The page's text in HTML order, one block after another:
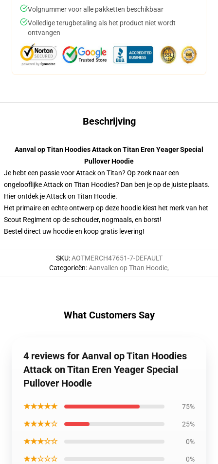
Volgnummer voor alle pakketten beschikbaar
Volledige terugbetaling als het product niet wordt
ontvangen
Beschrijving
Aanval op Titan Hoodies Attack on Titan Eren Yeager Special
Pullover Hoodie
Je hebt een passie voor Attack on Titan? Op zoek naar een
ongelooflijke Attack on Titan Hoodies? Dan ben je op de juiste plaats.
Hier ontdek je Attack on Titan Hoodie.
Het primaire en echte ontwerp op deze hoodie kiest het merk van het
Scout Regiment op de schouder, nogmaals, en borst!
Bestel direct uw hoodie en koop gratis levering!
SKU:AOTMERCH47651-7-DEFAULT
Categorieën:Aanvallen op Titan Hoodie,
What Customers Say
4 reviews for Aanval op Titan Hoodies
Attack on Titan Eren Yeager Special
Pullover Hoodie
★★★★★ 75%
★★★★☆ 25%
★★★☆☆ 0%
★★☆☆☆ 0%